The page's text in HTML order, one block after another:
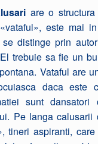
are o
este mai
distinge prin
trebuie sa fie un
Vataful are
daca este
sunt dansatori
Pe langa calusarii
tineri aspiranti,